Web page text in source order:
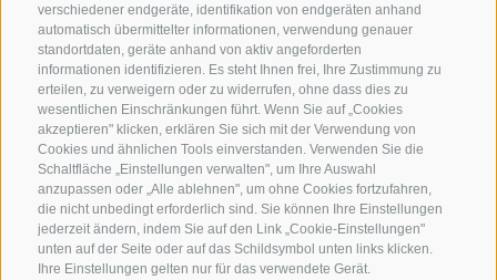
verschiedener endgeräte, identifikation von endgeräten anhand
automatisch übermittelter informationen, verwendung genauer
standortdaten, geräte anhand von aktiv angeforderten
informationen identifizieren. Es steht Ihnen frei, Ihre Zustimmung zu
erteilen, zu verweigern oder zu widerrufen, ohne dass dies zu
wesentlichen Einschränkungen führt. Wenn Sie auf „Cookies
akzeptieren" klicken, erklären Sie sich mit der Verwendung von
Cookies und ähnlichen Tools einverstanden. Verwenden Sie die
Schaltfläche „Einstellungen verwalten", um Ihre Auswahl
anzupassen oder „Alle ablehnen", um ohne Cookies fortzufahren,
die nicht unbedingt erforderlich sind. Sie können Ihre Einstellungen
jederzeit ändern, indem Sie auf den Link „Cookie-Einstellungen"
unten auf der Seite oder auf das Schildsymbol unten links klicken.
Ihre Einstellungen gelten nur für das verwendete Gerät.
NEWSLETTER
Bleib am Laufenden
Newsletter Anmelden